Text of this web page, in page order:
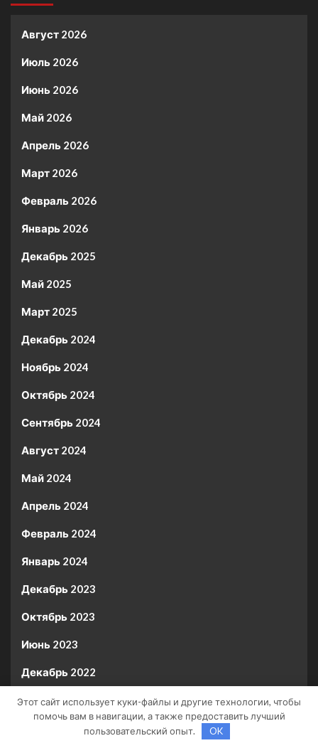
Август 2026
Июль 2026
Июнь 2026
Май 2026
Апрель 2026
Март 2026
Февраль 2026
Январь 2026
Декабрь 2025
Май 2025
Март 2025
Декабрь 2024
Ноябрь 2024
Октябрь 2024
Сентябрь 2024
Август 2024
Май 2024
Апрель 2024
Февраль 2024
Январь 2024
Декабрь 2023
Октябрь 2023
Июнь 2023
Декабрь 2022
Ноябрь 2018
Октябрь 2018
Этот сайт использует куки-файлы и другие технологии, чтобы
помочь вам в навигации, а также предоставить лучший
пользовательский опыт.
OK